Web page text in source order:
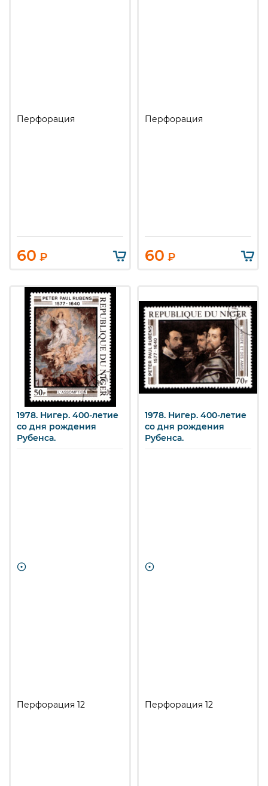
Перфорация
60 ₽
Перфорация
60 ₽
1978. Нигер. 400-летие
со дня рождения
Рубенса.
Перфорация 12
1978. Нигер. 400-летие
со дня рождения
Рубенса.
Перфорация 12